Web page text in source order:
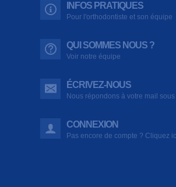
INFOS PRATIQUES
Pour l'orthodontiste et son équipe
QUI SOMMES NOUS ?
Voir notre équipe
ÉCRIVEZ-NOUS
Nous répondons à votre mail sous
CONNEXION
Pas encore de compte ? Cliquez